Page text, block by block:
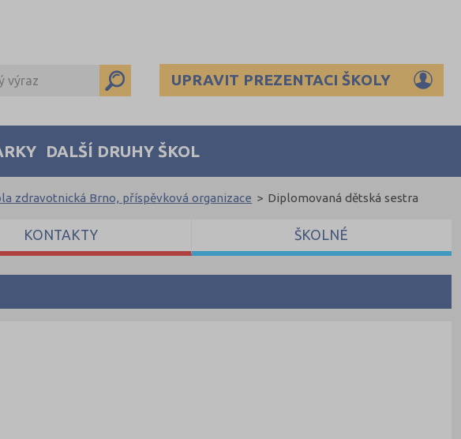
UPRAVIT PREZENTACI ŠKOLY
DALŠÍ DRUHY ŠKOL
zdravotnická Brno, příspěvková organizace > Diplomovaná dětská sestra
KONTAKTY ŠKOLNÉ